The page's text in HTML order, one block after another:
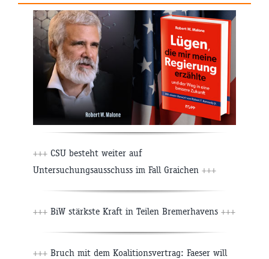
+++ CSU besteht weiter auf
Untersuchungsausschuss im Fall Graichen +++
+++ BiW stärkste Kraft in Teilen Bremerhavens +++
+++ Bruch mit dem Koalitionsvertrag: Faeser will